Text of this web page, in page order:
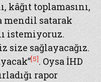
kâğıt toplamasını,
mendil satarak
istemiyoruz.
size sağlayacağız.
[5]. Oysa İHD
rapor